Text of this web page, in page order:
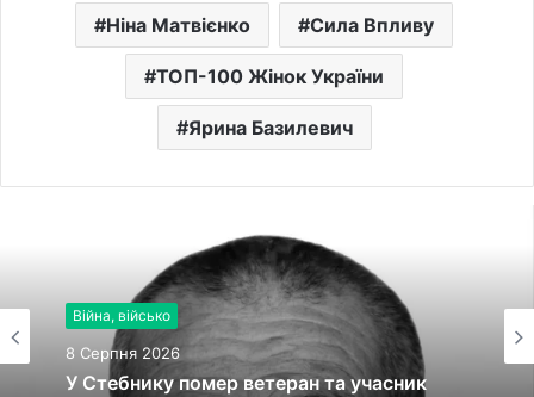
Ніна Матвієнко Сила Впливу
ТОП-100 Жінок України
Ярина Базилевич
Війна, військо
8 Серпня 2026
У Стебнику помер ветеран та учасник